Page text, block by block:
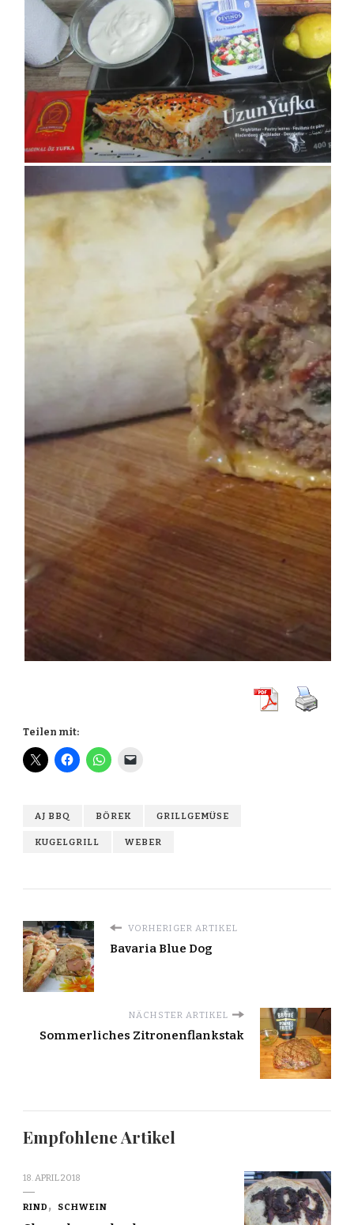
Teilen mit:
AJ BBQ BÖREK GRILLGEMÜSE
KUGELGRILL WEBER
VORHERIGER ARTIKEL
Bavaria Blue Dog
NÄCHSTER ARTIKEL
Sommerliches Zitronenflankstak
Empfohlene Artikel
18. APRIL 2018
RIND SCHWEIN